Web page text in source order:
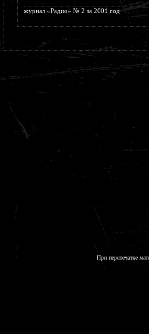
журнал «Радио» № 2 за 2001 год
При перепечатке